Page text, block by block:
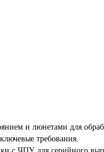
и люнетами для
требования.